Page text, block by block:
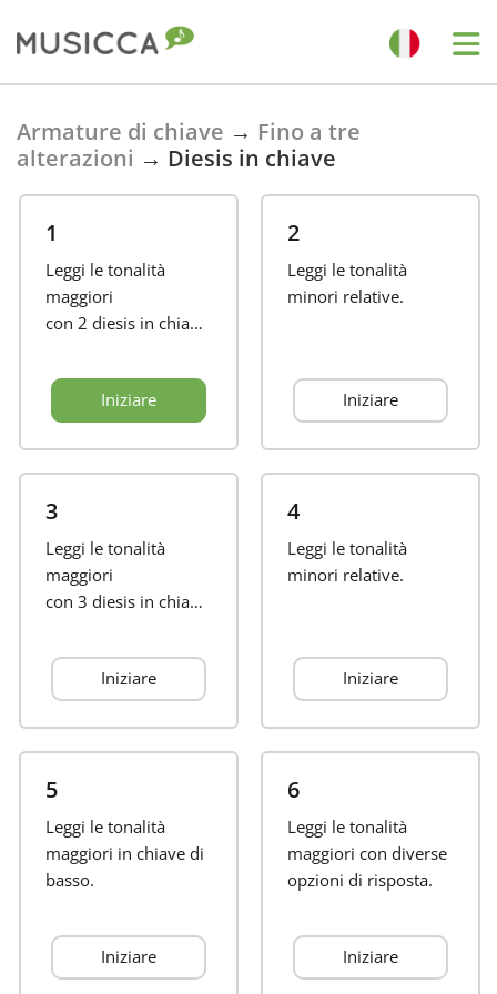
Deutsch
English
Español
Français
한국어
हिन्दी
Italiano
日本語
Português
Armature di chiave → Fino a tre
alterazioni → Diesis in chiave
1
Leggi le tonalità
maggiori
con2 diesis in chiave.
Iniziare
2
Leggi le tonalità
minori relative.
Iniziare
3
Leggi le tonalità
maggiori
con3 diesis in chiave.
Iniziare
4
Leggi le tonalità
minori relative.
Iniziare
5
Leggi le tonalità
maggiori in chiave di
basso.
Iniziare
6
Leggi le tonalità
maggiori con diverse
opzioni di risposta.
Iniziare